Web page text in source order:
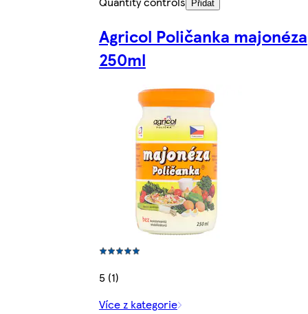
Přidat
Agricol Poličanka majonéza
250ml
5 (1)
Více z kategorie